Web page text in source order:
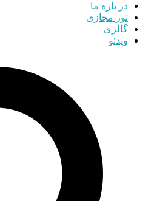
در باره ما
تور مجازی
گالری
ویدئو